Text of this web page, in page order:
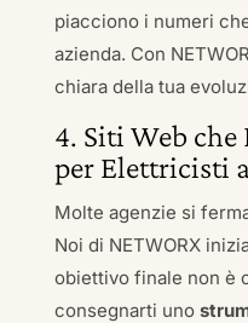
piacciono i numeri
azienda. Con
chiara della tua
4. Siti Web
per Elettricisti
Molte agenzie si
Noi di NETWORX
obiettivo finale non è
consegnarti uno